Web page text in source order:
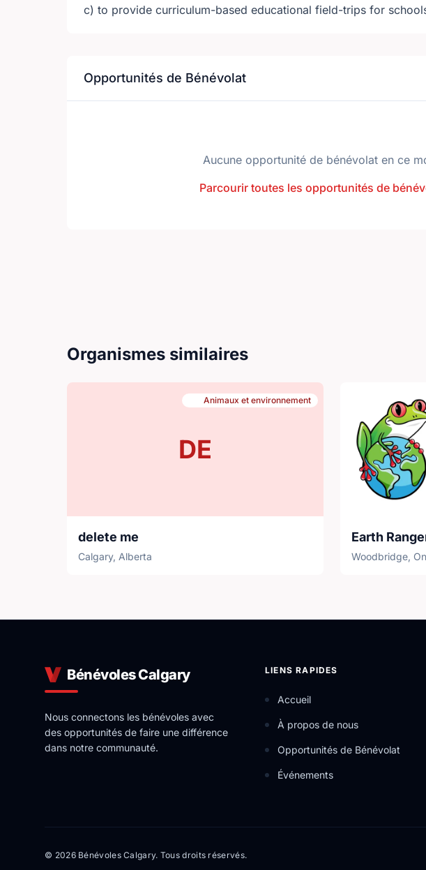
c) to provide curriculum-based educational field-trips for
Opportunités de Bénévolat
Aucune opportunité de bénévolat en ce
Parcourir toutes les opportunités de
Organismes similaires
DE
Animaux et environnement
delete me
Calgary, Alberta
Earth
Woodbridge,
Bénévoles Calgary
Nous connectons les bénévoles avec
des opportunités de faire une différence
dans notre communauté.
LIENS RAPIDES
Accueil
À propos de nous
Opportunités de Bénévolat
Événements
© 2026 Bénévoles Calgary. Tous droits réservés.